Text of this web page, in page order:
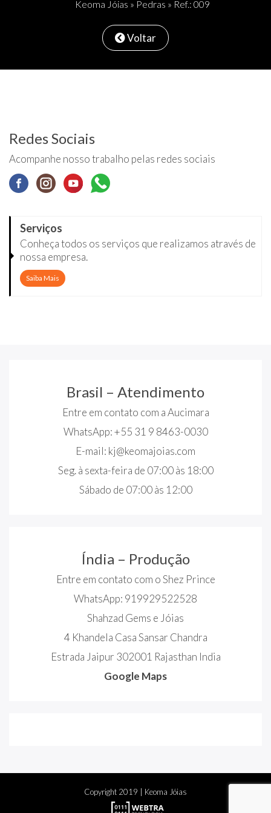
Keoma Jóias » Pedras » Ref.: 009
Voltar
Redes Sociais
Acompanhe nosso trabalho pelas redes sociais
Serviços
Conheça todos os serviços que realizamos através de
nossa empresa.
Saiba Mais
Brasil – Atendimento
Entre em contato com a Aucimara
WhatsApp: +55 31 9 8463-0030
E-mail: kj@keomajoias.com
Seg. à sexta-feira de 07:00 às 18:00
Sábado de 07:00 às 12:00
Índia – Produção
Entre em contato com o Shez Prince
WhatsApp: 919929522528
Shahzad Gems e Jóias
4 Khandela Casa Sansar Chandra
Estrada Jaipur 302001 Rajasthan India
Google Maps
Copyright 2019 | Keoma Jóias